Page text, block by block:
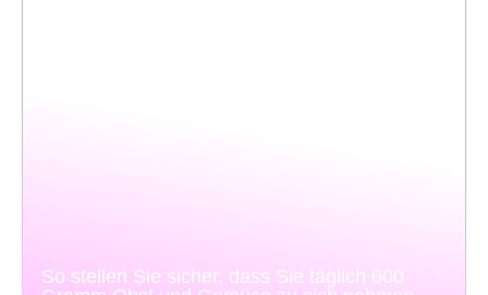
So stellen Sie sicher, dass Sie täglich 600